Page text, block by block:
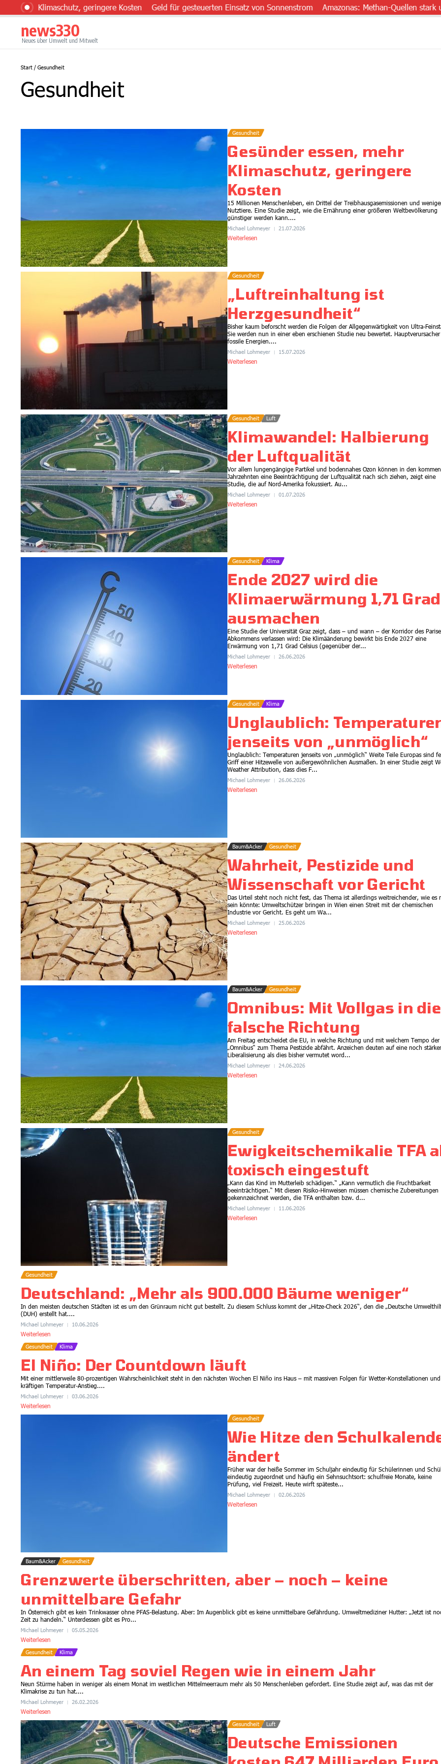
Zum Inhalt springen
Klimaschutz, geringere Kosten Geld für gesteuerten Einsatz von Sonnenstrom Amazonas: Methan-Quellen stark
news330
Neues über Umwelt und Mitwelt
Start / Gesundheit
Gesundheit
Gesundheit
Gesünder essen, mehr
Klimaschutz, geringere
Kosten
15 Millionen Menschenleben, ein Drittel der Treibhausgasemissionen und
Nutztiere. Eine Studie zeigt, wie die Ernährung einer größeren Weltbevölkerung
günstiger werden kann....
Michael Lohmeyer 21.07.2026
Weiterlesen
Gesundheit
„Luftreinhaltung ist
Herzgesundheit“
Bisher kaum beforscht werden die Folgen der Allgegenwärtigkeit von Ultra-
Sie werden nun in einer eben erschienen Studie neu bewertet. Hauptverursacher
fossile Energien....
Michael Lohmeyer 15.07.2026
Weiterlesen
Gesundheit Luft
Klimawandel: Halbierung
der Luftqualität
Vor allem lungengängige Partikel und bodennahes Ozon können in den
Jahrzehnten eine Beeinträchtigung der Luftqualität nach sich ziehen, zeigt eine
Studie, die auf Nord-Amerika fokussiert. Au...
Michael Lohmeyer 01.07.2026
Weiterlesen
Gesundheit Klima
Ende 2027 wird die
Klimaerwärmung 1,71 Grad
ausmachen
Eine Studie der Universität Graz zeigt, dass – und wann – der Korridor des
Abkommens verlassen wird: Die Klimäänderung bewirkt bis Ende 2027 eine
Erwärmung von 1,71 Grad Celsius (gegenüber der...
Michael Lohmeyer 26.06.2026
Weiterlesen
Gesundheit Klima
Unglaublich:
jenseits von „unmöglich“
Unglaublich: Temperaturen jenseits von „unmöglich“ Weite Teile Europas sind
Griff einer Hitzewelle von außergewöhnlichen Ausmaßen. In einer Studie zeigt
Weather Attribution, dass dies F...
Michael Lohmeyer 26.06.2026
Weiterlesen
Baum&Acker Gesundheit
Wahrheit, Pestizide und
Wissenschaft vor Gericht
Das Urteil steht noch nicht fest, das Thema ist allerdings weitreichender, wie es
sein könnte: Umweltschützer bringen in Wien einen Streit mit der chemischen
Industrie vor Gericht. Es geht um Wa...
Michael Lohmeyer 25.06.2026
Weiterlesen
Baum&Acker Gesundheit
Omnibus: Mit Vollgas in die
falsche Richtung
Am Freitag entscheidet die EU, in welche Richtung und mit welchem Tempo der
„Omnibus“ zum Thema Pestizide abfährt. Anzeichen deuten auf eine noch
Liberalisierung als dies bisher vermutet word...
Michael Lohmeyer 24.06.2026
Weiterlesen
Gesundheit
Ewigkeitschemikalie TFA
toxisch eingestuft
„Kann das Kind im Mutterleib schädigen.“ „Kann vermutlich die Fruchtbarkeit
beeinträchtigen.“ Mit diesen Risiko-Hinweisen müssen chemische Zubereitungen
gekennzeichnet werden, die TFA enthalten bzw. d...
Michael Lohmeyer 11.06.2026
Weiterlesen
Gesundheit
Deutschland: „Mehr als 900.000 Bäume weniger“
In den meisten deutschen Städten ist es um den Grünraum nicht gut bestellt. Zu diesem Schluss kommt der „Hitze-Check 2026“, den die „Deutsche
(DUH) erstellt hat....
Michael Lohmeyer 10.06.2026
Weiterlesen
Gesundheit Klima
El Niño: Der Countdown läuft
Mit einer mittlerweile 80-prozentigen Wahrscheinlichkeit steht in den nächsten Wochen El Niño ins Haus – mit massiven Folgen für Wetter-Konstellationen und
kräftigen Temperatur-Anstieg....
Michael Lohmeyer 03.06.2026
Weiterlesen
Gesundheit
Wie Hitze den
ändert
Früher war der heiße Sommer im Schuljahr eindeutig für Schülerinnen und
eindeutig zugeordnet und häufig ein Sehnsuchtsort: schulfreie Monate, keine
Prüfung, viel Freizeit. Heute wirft späteste...
Michael Lohmeyer 02.06.2026
Weiterlesen
Baum&Acker Gesundheit
Grenzwerte überschritten, aber – noch – keine
unmittelbare Gefahr
In Österreich gibt es kein Trinkwasser ohne PFAS-Belastung. Aber: Im Augenblick gibt es keine unmittelbare Gefährdung. Umweltmediziner Hutter: „Jetzt ist
Zeit zu handeln.“ Unterdessen gibt es Pro...
Michael Lohmeyer 05.05.2026
Weiterlesen
Gesundheit Klima
An einem Tag soviel Regen wie in einem Jahr
Neun Stürme haben in weniger als einem Monat im westlichen Mittelmeerraum mehr als 50 Menschenleben gefordert. Eine Studie zeigt auf, was das mit der
Klimakrise zu tun hat....
Michael Lohmeyer 26.02.2026
Weiterlesen
Gesundheit Luft
Deutsche Emissionen
21.07.2026 7:45
Gesundheit
Gesünder essen, mehr
21.07.20267:45
Klima
Rückenwind für den Ausstieg
aus fossilen Energien
noch bitterer. Wie das?